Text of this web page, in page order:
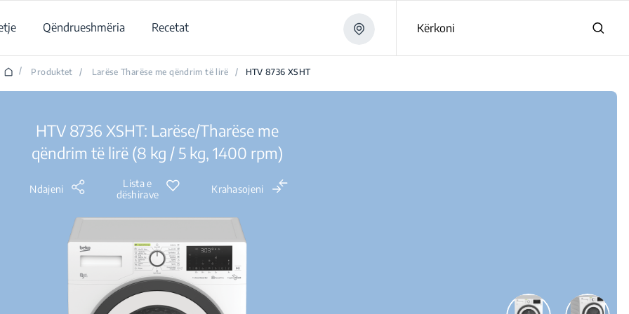
Qëndrueshmëria Recetat Kërkoni
/ Produktet / Larëse Tharëse me qëndrim të lirë / HTV 8736 XSHT
HTV 8736 XSHT: Larëse/Tharëse me
qëndrim të lirë (8 kg / 5 kg, 1400 rpm)
Ndajeni
Lista e
dëshirave
Krahasojeni